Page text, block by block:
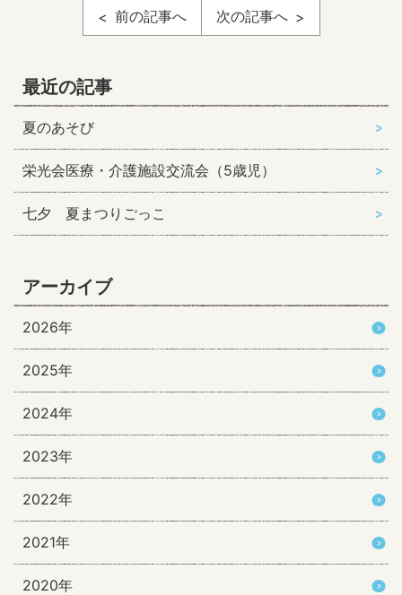
前の記事へ 次の記事へ
最近の記事
夏のあそび
栄光会医療・介護施設交流会（5歳児）
七夕 夏まつりごっこ
アーカイブ
2026年
2025年
2024年
2023年
2022年
2021年
2020年